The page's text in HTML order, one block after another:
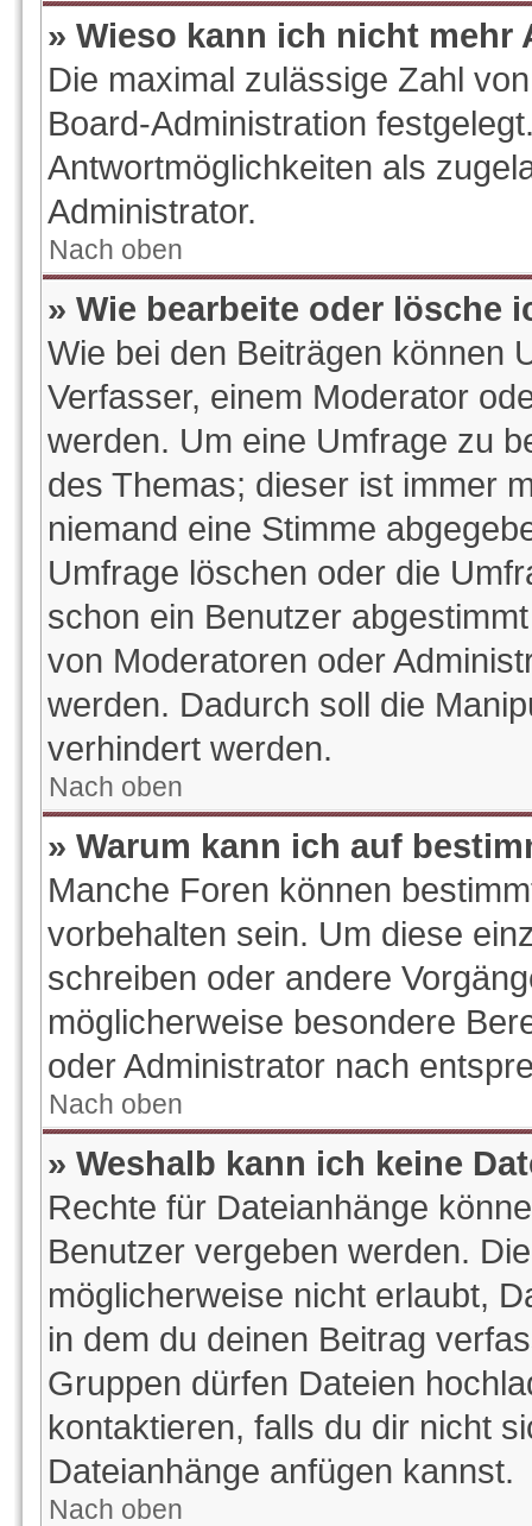
» Wieso kann ich nicht
Die maximal zulässige Zahl
Board-Administration
Antwortmöglichkeiten als
Administrator.
Nach oben
» Wie bearbeite oder lösche
Wie bei den Beiträgen können
Verfasser, einem Moderator
werden. Um eine Umfrage zu
des Themas; dieser ist immer
niemand eine Stimme
Umfrage löschen oder die
schon ein Benutzer
von Moderatoren oder
werden. Dadurch soll die
verhindert werden.
Nach oben
» Warum kann ich auf
Manche Foren können
vorbehalten sein. Um diese
schreiben oder andere
möglicherweise besondere
oder Administrator nach
Nach oben
» Weshalb kann ich keine
Rechte für Dateianhänge
Benutzer vergeben werden.
möglicherweise nicht erlaubt,
in dem du deinen Beitrag
Gruppen dürfen Dateien
kontaktieren, falls du dir nicht
Dateianhänge anfügen kannst.
Nach oben